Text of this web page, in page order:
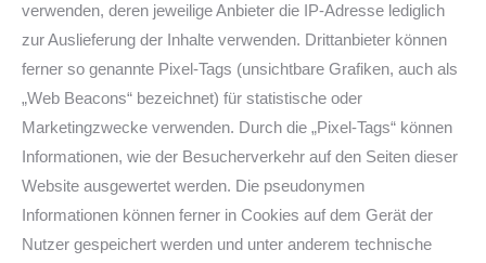
verwenden, deren jeweilige Anbieter die IP-Adresse lediglich
zur Auslieferung der Inhalte verwenden. Drittanbieter können
ferner so genannte Pixel-Tags (unsichtbare Grafiken, auch als
„Web Beacons“ bezeichnet) für statistische oder
Marketingzwecke verwenden. Durch die „Pixel-Tags“ können
Informationen, wie der Besucherverkehr auf den Seiten dieser
Website ausgewertet werden. Die pseudonymen
Informationen können ferner in Cookies auf dem Gerät der
Nutzer gespeichert werden und unter anderem technische